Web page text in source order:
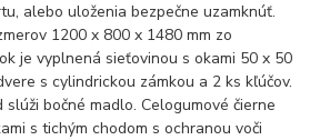
alebo uloženia bezpečne uzamknúť.
1200 x 800 x 1480 mm zo
je vyplnená sieťovinou s okami 50 x 50
s cylindrickou zámkou a 2 ks kľúčov.
bočné madlo. Celogumové čierne
s tichým chodom s ochranou voči